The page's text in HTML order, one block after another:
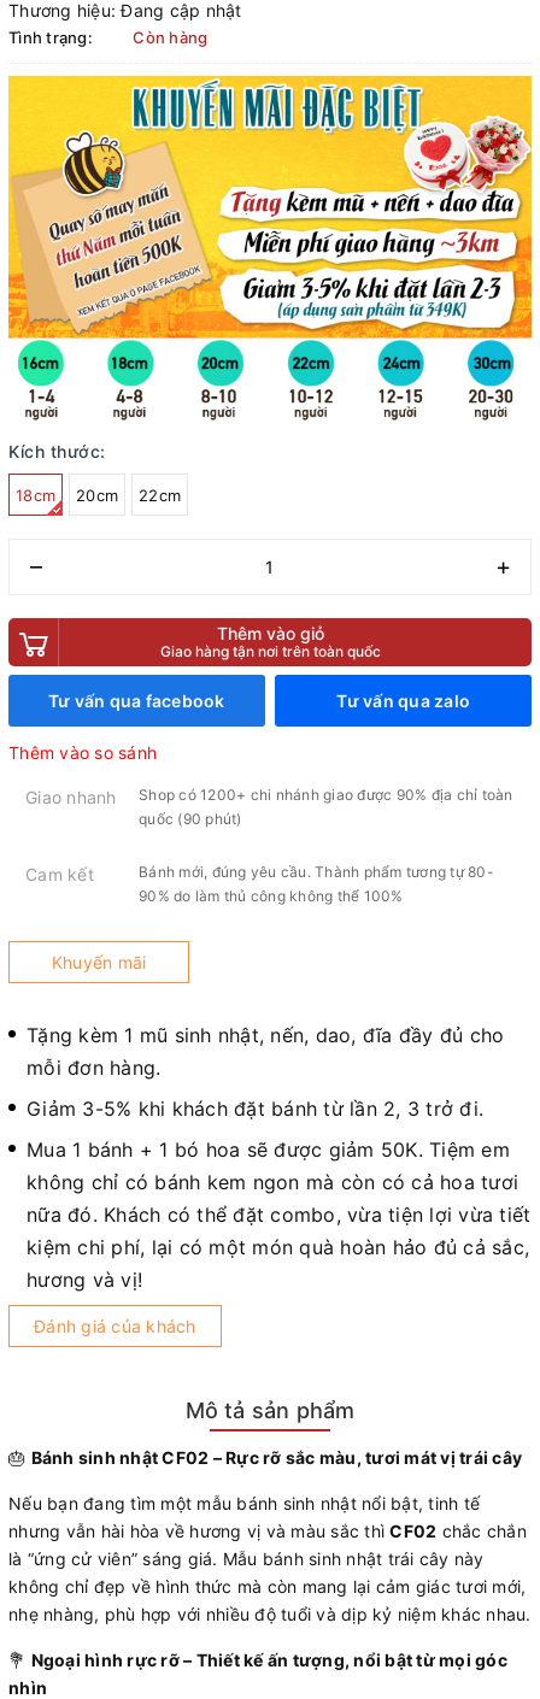
Thương hiệu: Đang cập nhật
Tình trạng: Còn hàng
Kích thước:
18cm 20cm 22cm
– +
Thêm vào giỏ
Giao hàng tận nơi trên toàn quốc
Tư vấn qua facebook Tư vấn qua zalo
Thêm vào so sánh
Giao nhanh
Shop có 1200+ chi nhánh giao được 90% địa chỉ toàn
quốc (90 phút)
Cam kết
Bánh mới, đúng yêu cầu. Thành phẩm tương tự 80-
90% do làm thủ công không thể 100%
Khuyến mãi
Tặng kèm 1 mũ sinh nhật, nến, dao, đĩa đầy đủ cho
mỗi đơn hàng.
Giảm 3-5% khi khách đặt bánh từ lần 2, 3 trở đi.
Mua 1 bánh + 1 bó hoa sẽ được giảm 50K. Tiệm em
không chỉ có bánh kem ngon mà còn có cả hoa tươi
nữa đó. Khách có thể đặt combo, vừa tiện lợi vừa tiết
kiệm chi phí, lại có một món quà hoàn hảo đủ cả sắc,
hương và vị!
Đánh giá của khách
Mô tả sản phẩm
🎂 Bánh sinh nhật CF02 – Rực rỡ sắc màu, tươi mát vị trái cây
Nếu bạn đang tìm một mẫu bánh sinh nhật nổi bật, tinh tế
nhưng vẫn hài hòa về hương vị và màu sắc thìCF02 chắc chắn
là “ứng cử viên” sáng giá. Mẫu bánh sinh nhật trái cây này
không chỉ đẹp về hình thức mà còn mang lại cảm giác tươi mới,
nhẹ nhàng, phù hợp với nhiều độ tuổi và dịp kỷ niệm khác nhau.
💐 Ngoại hình rực rỡ – Thiết kế ấn tượng, nổi bật từ mọi góc
nhìn